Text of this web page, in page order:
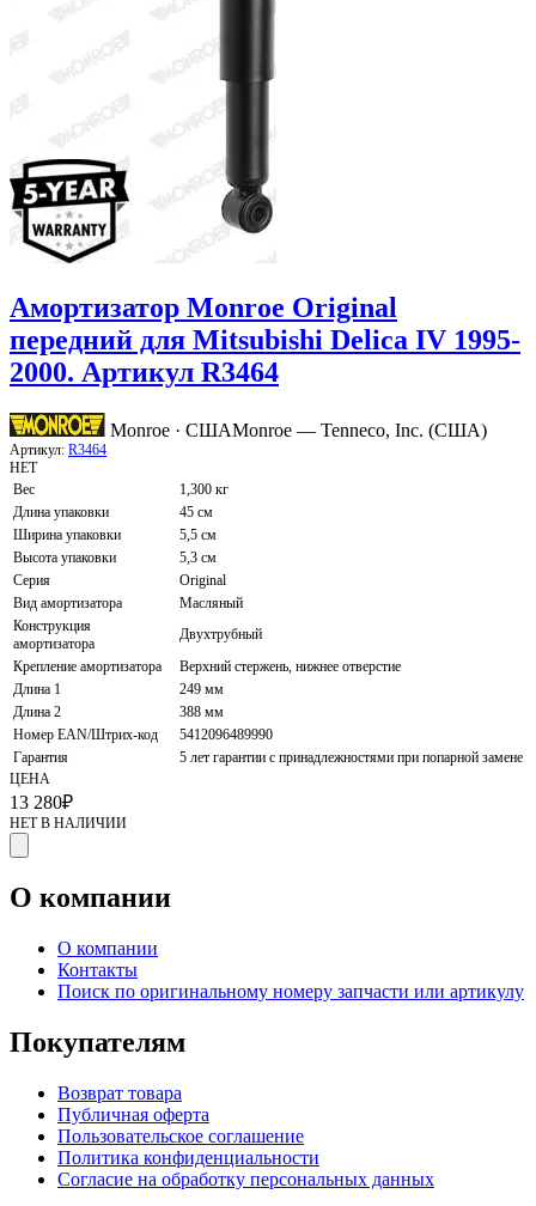
Амортизатор Monroe Original
передний для Mitsubishi Delica IV 1995-
2000. Артикул R3464
Monroe · СШАMonroe — Tenneco, Inc. (США)
Артикул: R3464
НЕТ
Вес
1,300 кг
Длина упаковки
45 см
Ширина упаковки
5,5 см
Высота упаковки
5,3 см
Серия
Original
Вид амортизатора
Масляный
Конструкция
амортизатора
Двухтрубный
Крепление амортизатора
Верхний стержень, нижнее отверстие
Длина 1
249 мм
Длина 2
388 мм
Номер EAN/Штрих-код
5412096489990
Гарантия
5 лет гарантии с принадлежностями при попарной замене
ЦЕНА
13 280₽
НЕТ В НАЛИЧИИ
О компании
О компании
Контакты
Поиск по оригинальному номеру запчасти или артикулу
Покупателям
Возврат товара
Публичная оферта
Пользовательское соглашение
Политика конфиденциальности
Согласие на обработку персональных данных